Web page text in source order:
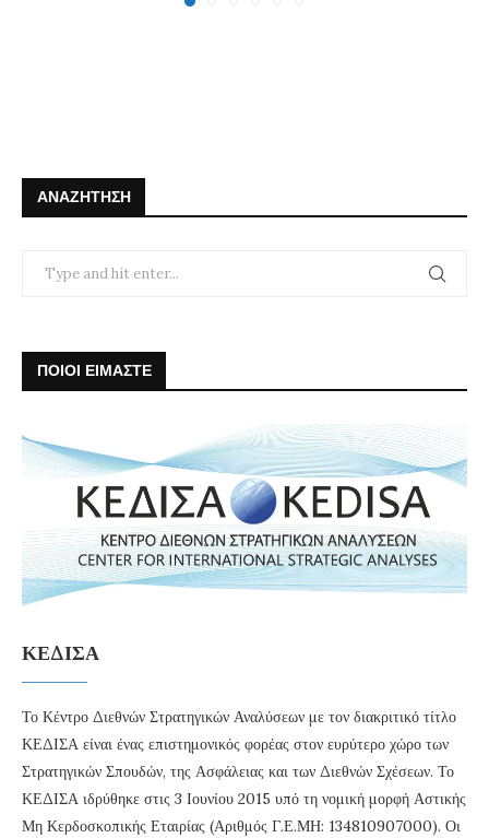
ΑΝΑΖΉΤΗΣΗ
ΠΟΙΟΙ ΕΙΜΑΣΤΕ
ΚΕΔΙΣΑ
Το Κέντρο Διεθνών Στρατηγικών Αναλύσεων με τον διακριτικό τίτλο
ΚΕΔΙΣΑ είναι ένας επιστημονικός φορέας στον ευρύτερο χώρο των
Στρατηγικών Σπουδών, της Ασφάλειας και των Διεθνών Σχέσεων. Το
ΚΕΔΙΣΑ ιδρύθηκε στις 3 Ιουνίου 2015 υπό τη νομική μορφή Αστικής
Μη Κερδοσκοπικής Εταιρίας (Αριθμός Γ.Ε.ΜΗ: 134810907000). Οι